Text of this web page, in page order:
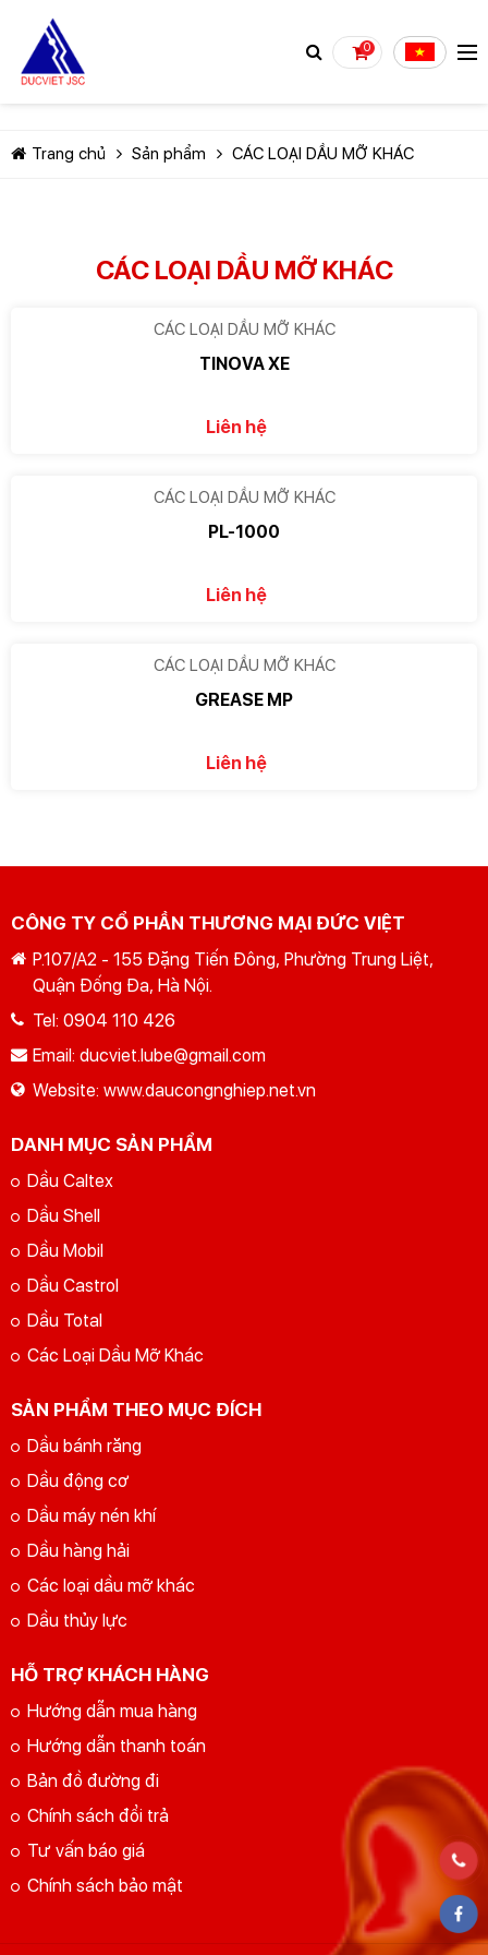
0
TIẾP TỤC MUA HÀNG
Trang chủ Sản phẩm CÁC LOẠI DẦU MỠ KHÁC
CÁC LOẠI DẦU MỠ KHÁC
CÁC LOẠI DẦU MỠ KHÁC
TINOVA XE
Liên hệ
CÁC LOẠI DẦU MỠ KHÁC
PL-1000
Liên hệ
CÁC LOẠI DẦU MỠ KHÁC
GREASE MP
Liên hệ
CÔNG TY CỔ PHẦN THƯƠNG MẠI ĐỨC VIỆT
P.107/A2 - 155 Đặng Tiến Đông, Phường Trung Liệt,
Quận Đống Đa, Hà Nội.
Tel: 0904 110 426
Email: ducviet.lube@gmail.com
Website: www.daucongnghiep.net.vn
DANH MỤC SẢN PHẨM
Dầu Caltex
Dầu Shell
Dầu Mobil
Dầu Castrol
Dầu Total
Các Loại Dầu Mỡ Khác
SẢN PHẨM THEO MỤC ĐÍCH
Dầu bánh răng
Dầu động cơ
Dầu máy nén khí
Dầu hàng hải
Các loại dầu mỡ khác
Dầu thủy lực
HỖ TRỢ KHÁCH HÀNG
Hướng dẫn mua hàng
Hướng dẫn thanh toán
Bản đồ đường đi
Chính sách đổi trả
Tư vấn báo giá
Chính sách bảo mật